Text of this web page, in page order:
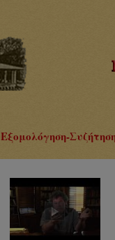
Εξομολόγηση-